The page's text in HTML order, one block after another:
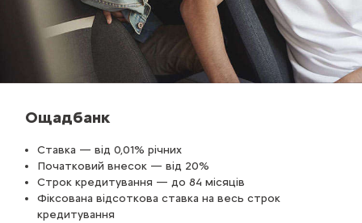
Ощадбанк
Ставка — від 0,01% річних
Початковий внесок — від 20%
Строк кредитування — до 84 місяців
Фіксована відсоткова ставка на весь строк
кредитування